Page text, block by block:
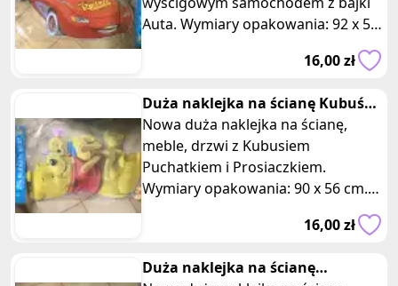
Auta. Wymiary opakowania: 92 x 56
cm. Posiadam 4 takie same sztuki,
16,00 zł
Duża naklejka na ścianę Kubuś
Puchatek i Prosiaczek
Nowa duża naklejka na ścianę,
meble, drzwi z Kubusiem
Puchatkiem i Prosiaczkiem.
Wymiary opakowania: 90 x 56 cm.
Opis: - Naklejka przedstawia urocze
16,00 zł
Duża naklejka na ścianę